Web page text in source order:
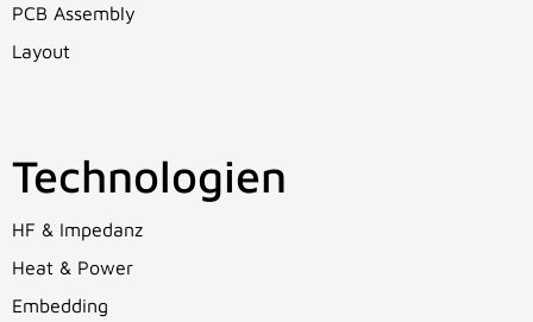
PCB Assembly
Layout
Technologien
HF & Impedanz
Heat & Power
Embedding